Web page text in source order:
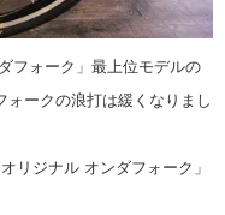
フォーク」最上位モデルの
ォークの浪打は緩くなりまし
リジナル オンダフォーク」